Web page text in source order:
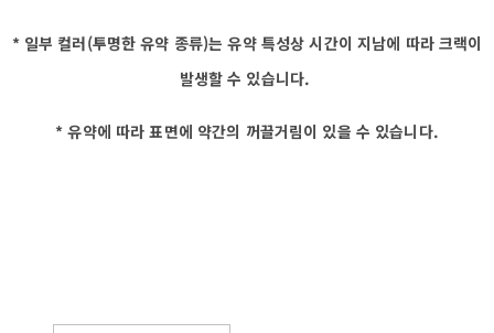
* 일부 컬러(투명한 유약 종류)는 유약 특성상 시간이 지남에 따라 크랙이
발생할 수 있습니다.
* 유약에 따라 표면에 약간의 꺼끌거림이 있을 수 있습니다.